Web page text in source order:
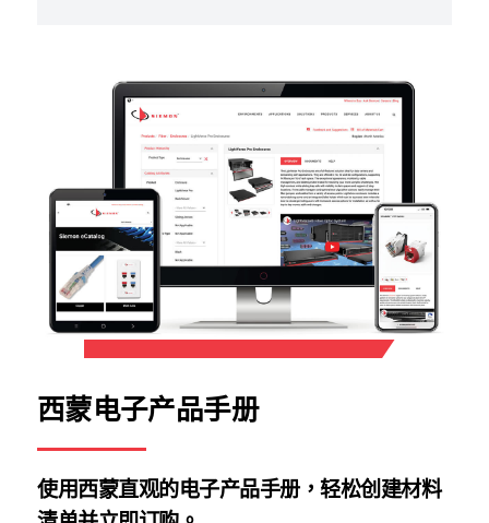
西蒙电子产品手册
使用西蒙直观的电子产品手册，轻松创建材料